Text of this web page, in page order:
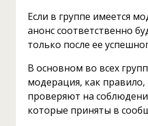
Если в группе имеется
анонс соответственно
только после ее
В основном во всех
модерация, как правило,
проверяют на
которые приняты в